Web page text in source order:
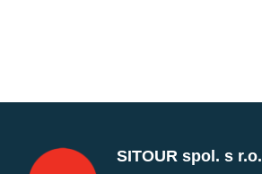
SITOUR spol. s r.o.